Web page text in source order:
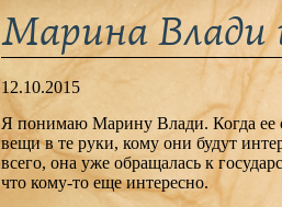
Марина Влади
12.10.2015
Я понимаю Марину Влади. Когда ее
вещи в те руки, кому они будут
всего, она уже обращалась к
что кому-то еще интересно.